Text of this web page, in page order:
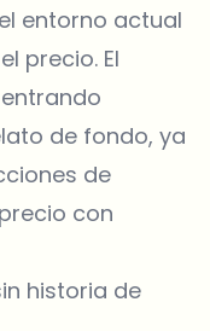
entorno actual
precio. El
de fondo, ya
de
con
historia de